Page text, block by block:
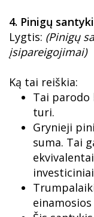
4. Pinigų
Lygtis: (Pinigų
įsipareigojimai)
Ką tai reiškia:
Tai parodo
turi.
Grynieji
suma. Tai